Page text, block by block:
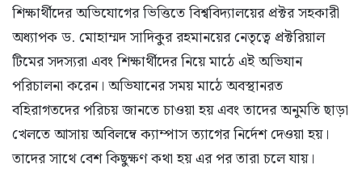
​শিক্ষার্থীদের অভিযোগের ভিত্তিতে বিশ্ববিদ্যালয়ের প্রক্টর সহকারী
অধ্যাপক ড. মোহাম্মদ সাদিকুর রহমানয়ের নেতৃত্বে প্রক্টরিয়াল
টিমের সদস্যরা এবং শিক্ষার্থীদের নিয়ে মাঠে এই অভিযান
পরিচালনা করেন। অভিযানের সময় মাঠে অবস্থানরত
বহিরাগতদের পরিচয় জানতে চাওয়া হয় এবং তাদের অনুমতি ছাড়া
খেলতে আসায় অবিলম্বে ক্যাম্পাস ত্যাগের নির্দেশ দেওয়া হয়।
তাদের সাথে বেশ কিছুক্ষণ কথা হয় এর পর তারা চলে যায়।